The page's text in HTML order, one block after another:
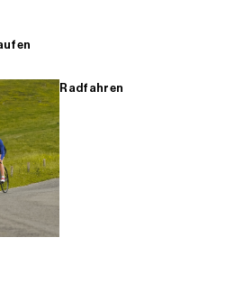
Radfahren